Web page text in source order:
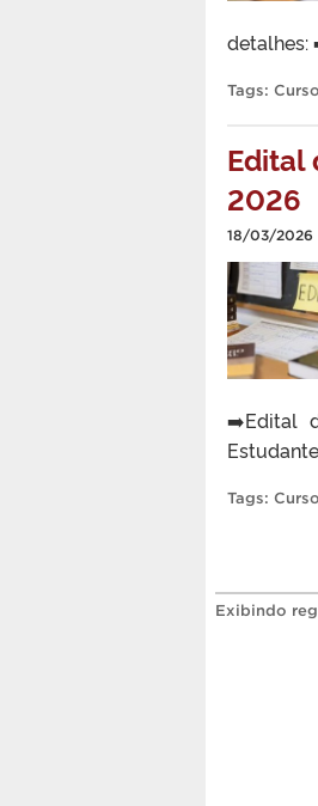
detalhes:
Tags:
Edital
2026
18/03/2026
➡️Edital
Tags:
Exibindo